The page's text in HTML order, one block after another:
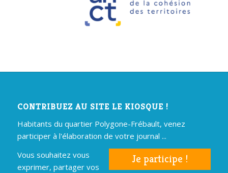
CONTRIBUEZ AU SITE LE KIOSQUE !
Habitants du quartier Polygone-Frébault, venez
participer à l'élaboration de votre journal ...
Je participe !
Vous souhaitez vous
exprimer, partager vos